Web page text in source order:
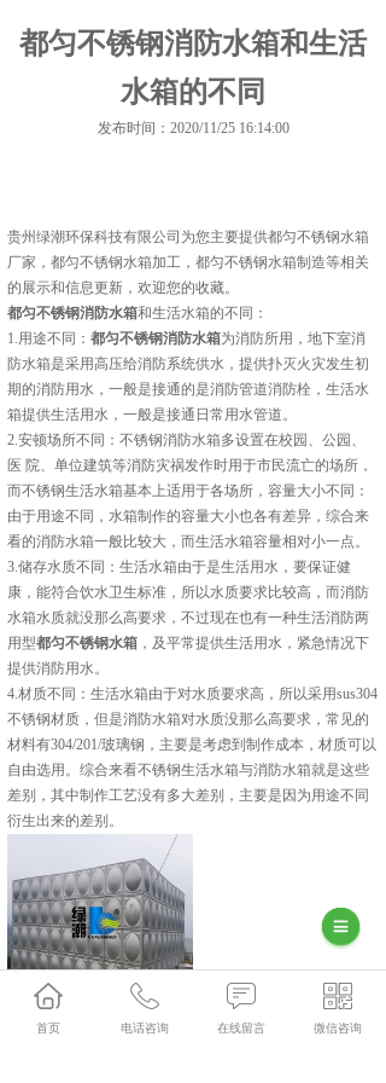
都匀不锈钢消防水箱和生活
水箱的不同
发布时间：2020/11/25 16:14:00
贵州绿潮环保科技有限公司为您主要提供都匀不锈钢水箱
厂家 ，都匀不锈钢水箱加工，都匀不锈钢水箱制造等相关
的展示和信息更新，欢迎您的收藏。
都匀不锈钢消防水箱和生活水箱的不同：
1.用途不同：都匀不锈钢消防水箱为消防所用，地下室消
防水箱是采用高压给消防系统供水，提供扑灭火灾发生初
期的消防用水，一般是接通的是消防管道消防栓，生活水
箱提供生活用水，一般是接通日常用水管道。
2.安顿场所不同：不锈钢消防水箱多设置在校园、公园、
医 院、单位建筑等消防灾祸发作时用于市民流亡的场所，
而不锈钢生活水箱基本上适用于各场所，容量大小不同：
由于用途不同，水箱制作的容量大小也各有差异，综合来
看的消防水箱一般比较大，而生活水箱容量相对小一点。
3.储存水质不同：生活水箱由于是生活用水，要保证健
康，能符合饮水卫生标准，所以水质要求比较高，而消防
水箱水质就没那么高要求，不过现在也有一种生活消防两
用型都匀不锈钢水箱 ，及平常提供生活用水，紧急情况下
提供消防用水。
4.材质不同：生活水箱由于对水质要求高，所以采用sus304
不锈钢材质，但是消防水箱对水质没那么高要求，常见的
材料有304/201/玻璃钢，主要是考虑到制作成本，材质可以
自由选用。综合来看不锈钢生活水箱与消防水箱就是这些
差别，其中制作工艺没有多大差别，主要是因为用途不同
衍生出来的差别。
首页 电话咨询 在线留言 微信咨询